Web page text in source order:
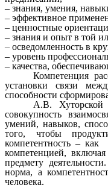
‒ знания, умения,
‒ эффективное
‒ ценностные
‒ знания и опыт в той
‒ осведомленность в
‒ уровень
‒ качества,
Компетенция
установки связи
способности
А.В. Хуторской
совокупность
умений, навыков,
того, чтобы
компетентность – как
компетенцией,
предмету
норма, а
человека.